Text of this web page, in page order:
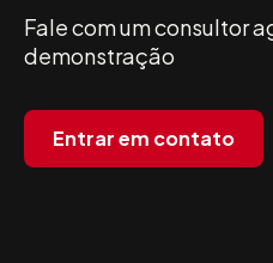
Fale com um consultor
demonstração
Entrar em contato